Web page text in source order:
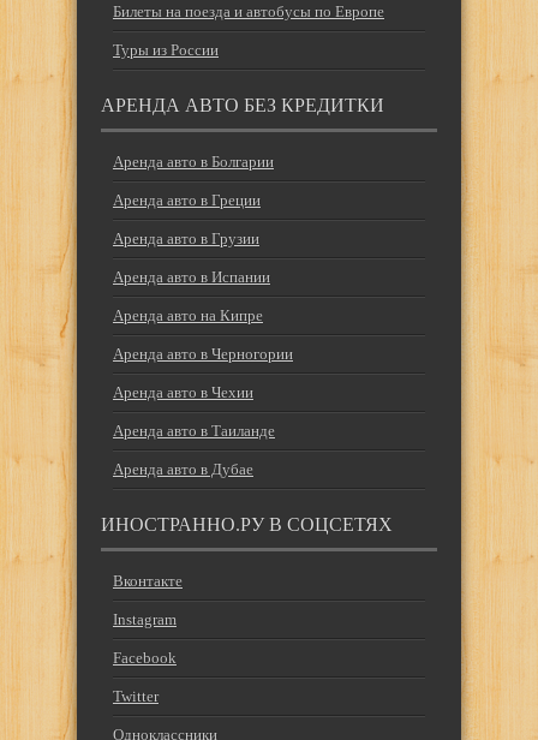
Билеты на поезда и автобусы по Европе
Туры из России
АРЕНДА АВТО БЕЗ КРЕДИТКИ
Аренда авто в Болгарии
Аренда авто в Греции
Аренда авто в Грузии
Аренда авто в Испании
Аренда авто на Кипре
Аренда авто в Черногории
Аренда авто в Чехии
Аренда авто в Таиланде
Аренда авто в Дубае
ИНОСТРАННО.РУ В СОЦСЕТЯХ
Вконтакте
Instagram
Facebook
Twitter
Одноклассники